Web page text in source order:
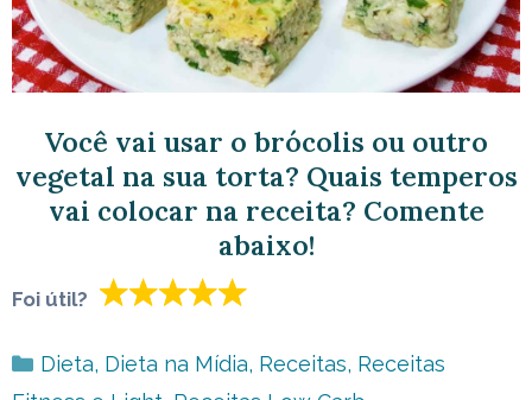
Você vai usar o brócolis ou outro
vegetal na sua torta? Quais temperos
vai colocar na receita? Comente
abaixo!
Foi útil?
Categorias
Dieta, Dieta na Mídia, Receitas, Receitas